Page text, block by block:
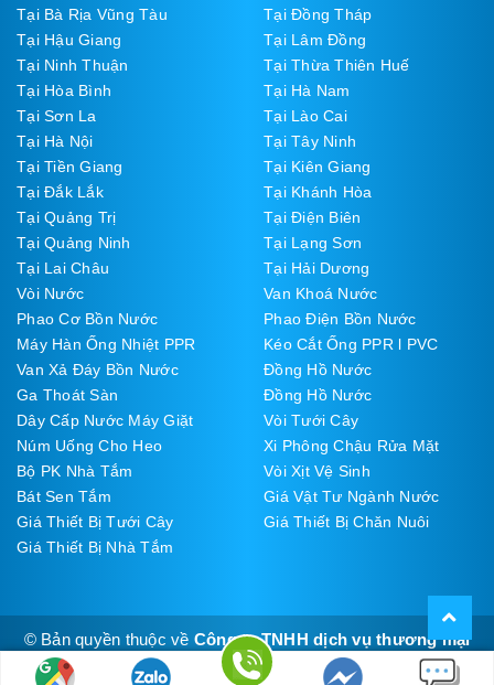
Tại Bà Rịa Vũng Tàu
Tại Đồng Tháp
Tại Hậu Giang
Tại Lâm Đồng
Tại Ninh Thuận
Tại Thừa Thiên Huế
Tại Hòa Bình
Tại Hà Nam
Tại Sơn La
Tại Lào Cai
Tại Hà Nội
Tại Tây Ninh
Tại Tiền Giang
Tại Kiên Giang
Tại Đắk Lắk
Tại Khánh Hòa
Tại Quảng Trị
Tại Điện Biên
Tại Quảng Ninh
Tại Lạng Sơn
Tại Lai Châu
Tại Hải Dương
Vòi Nước
Van Khoá Nước
Phao Cơ Bồn Nước
Phao Điện Bồn Nước
Máy Hàn Ống Nhiệt PPR
Kéo Cắt Ống PPR l PVC
Van Xả Đáy Bồn Nước
Đồng Hồ Nước
Ga Thoát Sàn
Đồng Hồ Nước
Dây Cấp Nước Máy Giặt
Vòi Tưới Cây
Núm Uống Cho Heo
Xi Phông Chậu Rửa Mặt
Bộ PK Nhà Tắm
Vòi Xịt Vệ Sinh
Bát Sen Tắm
Giá Vật Tư Ngành Nước
Giá Thiết Bị Tưới Cây
Giá Thiết Bị Chăn Nuôi
Giá Thiết Bị Nhà Tắm
© Bản quyền thuộc về Công ty TNHH dịch vụ thương mại
Thúy Đạt